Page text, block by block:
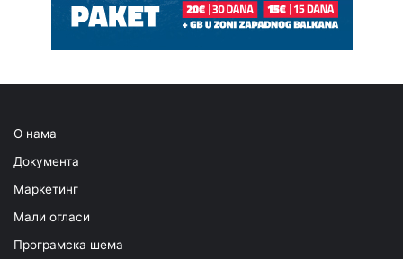
О нама
Документа
Маркетинг
Мали огласи
Програмска шема